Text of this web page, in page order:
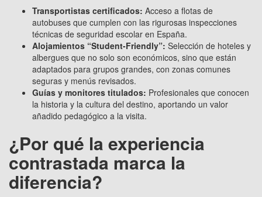
Transportistas certificados: Acceso a flotas de
autobuses que cumplen con las rigurosas inspecciones
técnicas de seguridad escolar en España.
Alojamientos “Student-Friendly”: Selección de hoteles y
albergues que no solo son económicos, sino que están
adaptados para grupos grandes, con zonas comunes
seguras y menús revisados.
Guías y monitores titulados: Profesionales que conocen
la historia y la cultura del destino, aportando un valor
añadido pedagógico a la visita.
¿Por qué la experiencia
contrastada marca la
diferencia?